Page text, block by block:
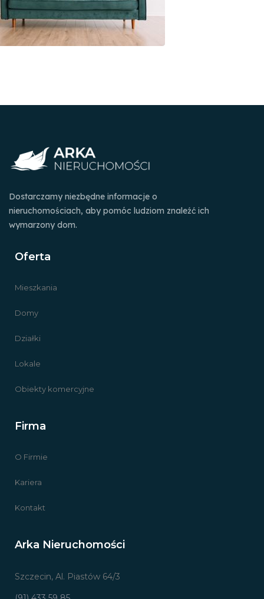
Dostarczamy niezbędne informacje o
nieruchomościach, aby pomóc ludziom znaleźć ich
wymarzony dom.
Oferta
Mieszkania
Domy
Działki
Lokale
Obiekty komercyjne
Firma
O Firmie
Kariera
Kontakt
Arka Nieruchomości
Szczecin, Al. Piastów 64/3